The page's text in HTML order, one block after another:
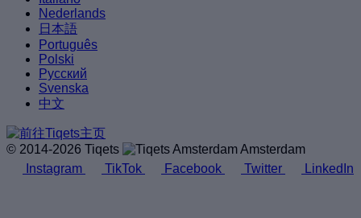
Nederlands
日本語
Português
Polski
Русский
Svenska
中文
© 2014-2026 Tiqets
Amsterdam
Instagram
TikTok Facebook Twitter LinkedIn